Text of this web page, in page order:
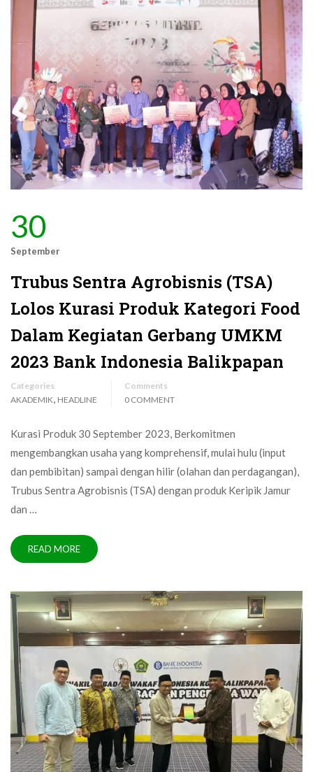
30
September
Trubus Sentra Agrobisnis (TSA)
Lolos Kurasi Produk Kategori Food
Dalam Kegiatan Gerbang UMKM
2023 Bank Indonesia Balikpapan
Categories
AKADEMIK, HEADLINE
Comments
0 COMMENT
Kurasi Produk 30 September 2023, Berkomitmen
mengembangkan usaha yang komprehensif, mulai hulu (input
dan pembibitan) sampai dengan hilir (olahan dan perdagangan),
Trubus Sentra Agrobisnis (TSA) dengan produk Keripik Jamur
dan …
READ MORE